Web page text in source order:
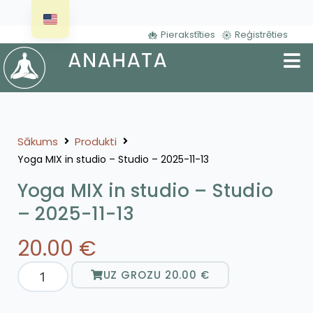
Pierakstīties Reģistrēties
Sākums Produkti
Yoga MIX in studio – Studio – 2025-11-13
Yoga MIX in studio – Studio
– 2025-11-13
20.00 €
UZ GROZU 20.00 €